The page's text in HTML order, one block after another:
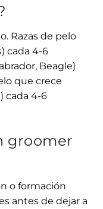
Razas de pelo
cada 4-6
Beagle)
que crece
cada 4-6
groomer
o formación
antes de dejar a